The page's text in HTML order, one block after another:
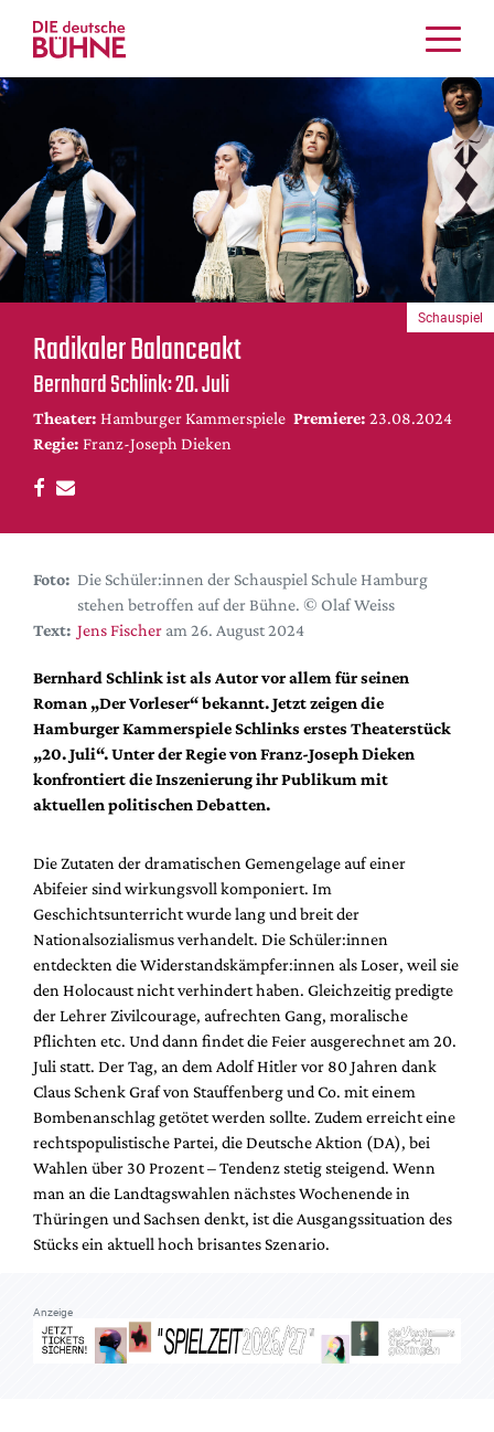
Schauspiel
Musiktheater
Tanz
Crossover
Bühnenwelt
Festivals & Veranstaltungen
Menschen & Theater
Themen
Internationales
Nachrufe
DdB-map
Premierensuche
Festival-Planer
Alle Hefte
Leseproben
Podcast
Service
Newsletter
Redaktion
Autor:innen
Partner
Mediadaten
Suche
Radikaler Balanceakt
Bernhard Schlink: 20. Juli
Theater: Hamburger Kammerspiele Premiere: 23.08.2024
Regie: Franz-Joseph Dieken
Schauspiel
Foto: Die Schüler:innen der Schauspiel Schule Hamburg
stehen betroffen auf der Bühne. © Olaf Weiss
Text: Jens Fischer am 26. August 2024
Bernhard Schlink ist als Autor vor allem für seinen
Roman „Der Vorleser“ bekannt. Jetzt zeigen die
Hamburger Kammerspiele Schlinks erstes Theaterstück
„20. Juli“. Unter der Regie von Franz-Joseph Dieken
konfrontiert die Inszenierung ihr Publikum mit
aktuellen politischen Debatten.
Die Zutaten der dramatischen Gemengelage auf einer
Abifeier sind wirkungsvoll komponiert. Im
Geschichtsunterricht wurde lang und breit der
Nationalsozialismus verhandelt. Die Schüler:innen
entdeckten die Widerstandskämpfer:innen als Loser, weil sie
den Holocaust nicht verhindert haben. Gleichzeitig predigte
der Lehrer Zivilcourage, aufrechten Gang, moralische
Pflichten etc. Und dann findet die Feier ausgerechnet am 20.
Juli statt. Der Tag, an dem Adolf Hitler vor 80 Jahren dank
Claus Schenk Graf von Stauffenberg und Co. mit einem
Bombenanschlag getötet werden sollte. Zudem erreicht eine
rechtspopulistische Partei, die Deutsche Aktion (DA), bei
Wahlen über 30 Prozent – Tendenz stetig steigend. Wenn
man an die Landtagswahlen nächstes Wochenende in
Thüringen und Sachsen denkt, ist die Ausgangssituation des
Stücks ein aktuell hoch brisantes Szenario.
Anzeige